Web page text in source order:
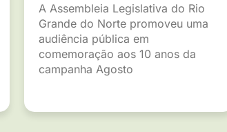
A Assembleia Legislativa do Rio
Grande do Norte promoveu uma
audiência pública em
comemoração aos 10 anos da
campanha Agosto